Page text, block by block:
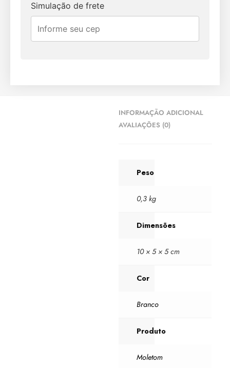
Simulação de frete
INFORMAÇÃO ADICIONAL
AVALIAÇÕES (0)
Peso
0,3 kg
Dimensões
10 × 5 × 5 cm
Cor
Branco
Produto
Moletom